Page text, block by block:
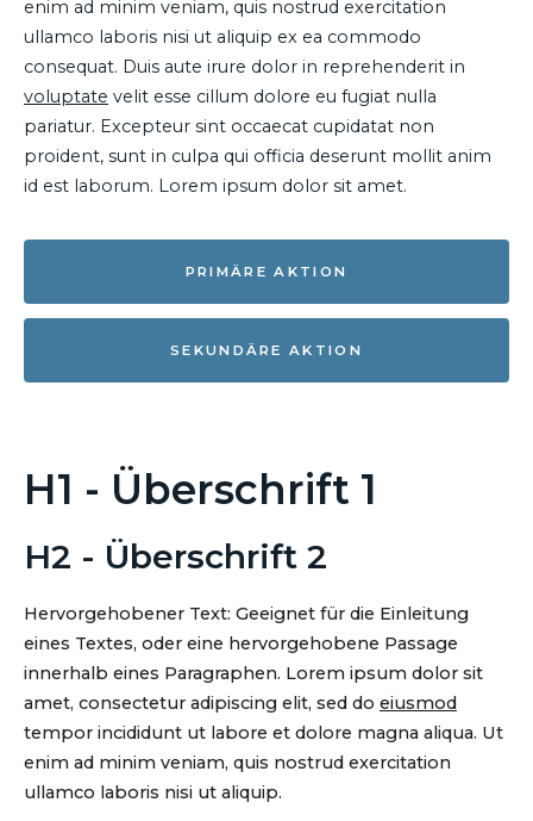
enim ad minim veniam, quis nostrud exercitation
ullamco laboris nisi ut aliquip ex ea commodo
consequat. Duis aute irure dolor in reprehenderit in
voluptate velit esse cillum dolore eu fugiat nulla
pariatur. Excepteur sint occaecat cupidatat non
proident, sunt in culpa qui officia deserunt mollit anim
id est laborum. Lorem ipsum dolor sit amet.
PRIMÄRE AKTION
SEKUNDÄRE AKTION
H1 - Überschrift 1
H2 - Überschrift 2
Hervorgehobener Text: Geeignet für die Einleitung
eines Textes, oder eine hervorgehobene Passage
innerhalb eines Paragraphen. Lorem ipsum dolor sit
amet, consectetur adipiscing elit, sed do eiusmod
tempor incididunt ut labore et dolore magna aliqua. Ut
enim ad minim veniam, quis nostrud exercitation
ullamco laboris nisi ut aliquip.